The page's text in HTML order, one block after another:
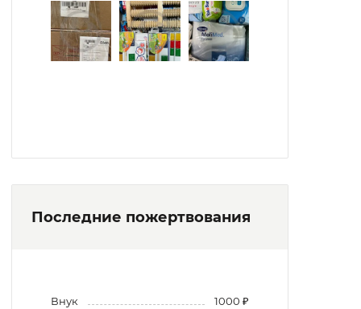
Последние пожертвования
Внук
1000 ₽